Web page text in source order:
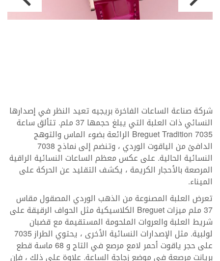
شركة صناعة الساعات الفاخرة بريجيه تعيد النظر في إصدارها
النسائي ذات العلبة التي يبلغ حجمها 37 ملم. تتألق ساعة
Breguet Tradition 7035 الرائعة بضوء الماس والتوهج
الدافئ من الياقوت الوردي ، وتنضم إلى نماذج 7038
النسائية الحالية. على عكس معظم الساعات النسائية الراقية
المرصعة بالأحجار الكريمة ، يكشف التقليد عن الحركة على
الميناء.
تعرض العلبة المصنوعة من الذهب الوردي المصقول مقاس
37 ملم ميزات Breguet الكلاسيكية مثل الحواف الرقيقة على
شريط العلبة والعروات الملحومة المستقيمة مع قضبان
لولبية. مثل الإصدارات النسائية الأخرى ، يحتوي الطراز 7035
على حجر ياقوت أحمر لامع مرصع في التاج و 68 ماسة قطع
بريانت مرصعة في موضع زجاجة الساعة. علاوة على ذلك ، فإن